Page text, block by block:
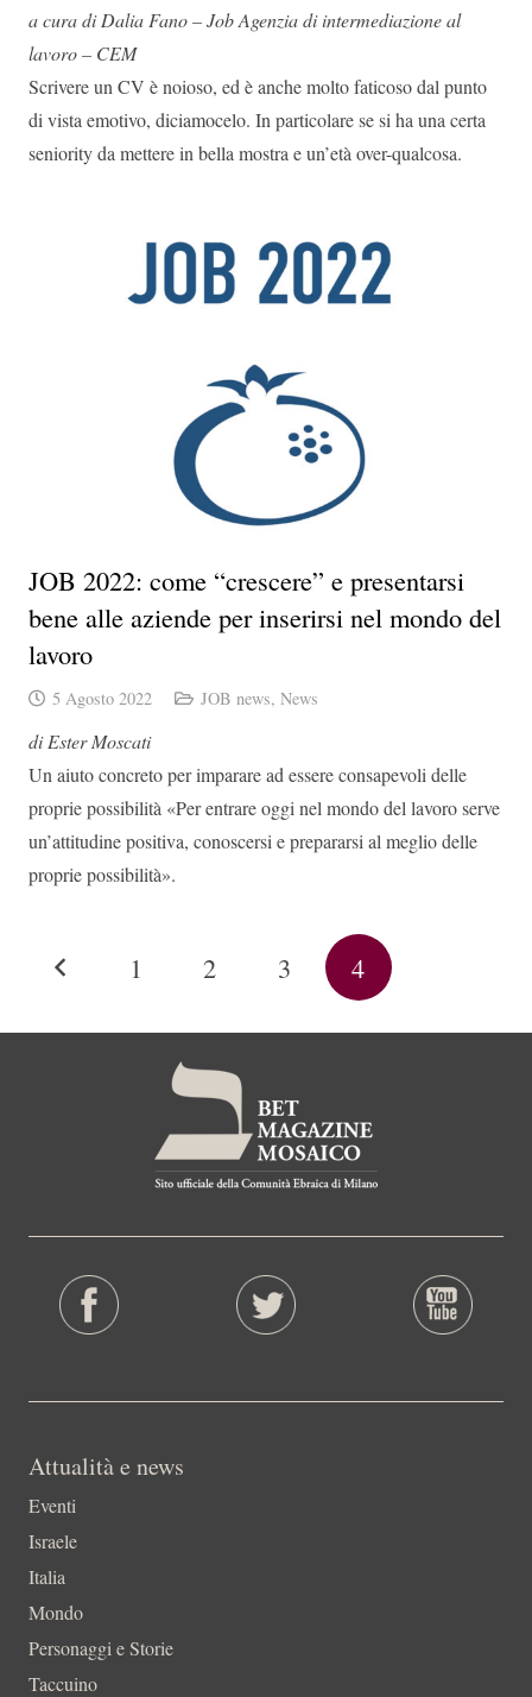
a cura di Dalia Fano – Job Agenzia di intermediazione al
lavoro – CEM
Scrivere un CV è noioso, ed è anche molto faticoso dal punto
di vista emotivo, diciamocelo. In particolare se si ha una certa
seniority da mettere in bella mostra e un’età over-qualcosa.
JOB 2022: come “crescere” e presentarsi
bene alle aziende per inserirsi nel mondo del
lavoro
5 Agosto 2022 JOB news, News
di Ester Moscati
Un aiuto concreto per imparare ad essere consapevoli delle
proprie possibilità «Per entrare oggi nel mondo del lavoro serve
un’attitudine positiva, conoscersi e prepararsi al meglio delle
proprie possibilità».
1 2 3 4
Attualità e news
Eventi
Israele
Italia
Mondo
Personaggi e Storie
Taccuino